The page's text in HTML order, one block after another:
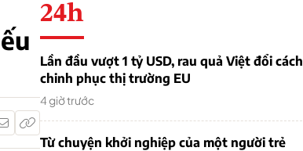
24h
Lần đầu vượt 1 tỷ USD, rau quả Việt đổi cách
chinh phục thị trường EU
4 giờ trước
Từ chuyện khởi nghiệp của một người trẻ